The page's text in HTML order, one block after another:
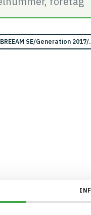
BREEAM SE/Generation